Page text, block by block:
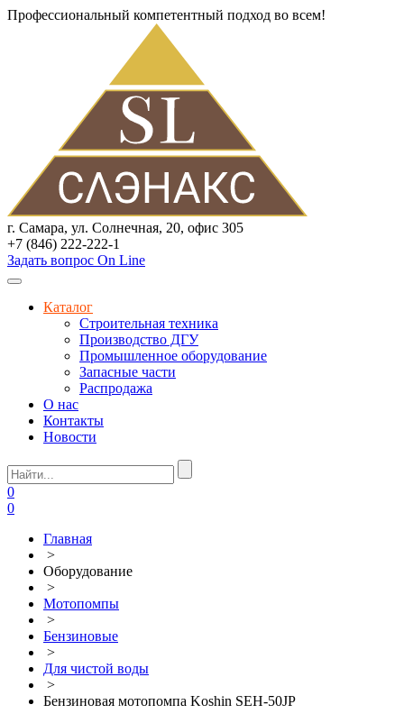
Профессиональный компетентный подход во всем!
г. Самара, ул. Солнечная, 20, офис 305
+7 (846) 222-222-1
Задать вопрос On Line
Каталог
Строительная техника
Производство ДГУ
Промышленное оборудование
Запасные части
Распродажа
О нас
Контакты
Новости
0
0
Главная
>
Оборудование
>
Мотопомпы
>
Бензиновые
>
Для чистой воды
>
Бензиновая мотопомпа Koshin SEH-50JP